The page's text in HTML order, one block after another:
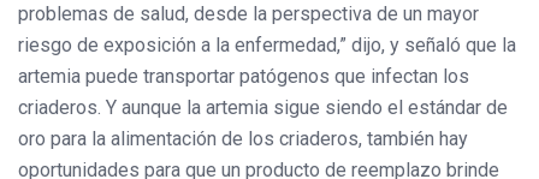
problemas de salud, desde la perspectiva de un mayor
riesgo de exposición a la enfermedad,” dijo, y señaló que la
artemia puede transportar patógenos que infectan los
criaderos. Y aunque la artemia sigue siendo el estándar de
oro para la alimentación de los criaderos, también hay
oportunidades para que un producto de reemplazo brinde